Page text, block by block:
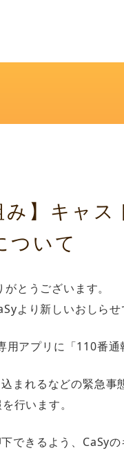
み】キャ
ついて
とうございます。
より新しいおしらせ
アプリに「110番通
まれるなどの緊急
行います。
できるよう、CaSy